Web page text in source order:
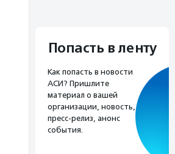
Попасть в ленту
Как попасть в новости
АСИ? Пришлите
материал о вашей
организации, новость,
пресс-релиз, анонс
события.